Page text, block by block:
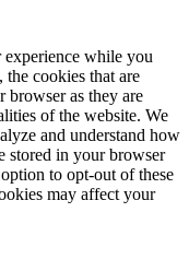
while you
cookies that are
browser as they are
of the website. We
and understand how
stored in your browser
to opt-out of these
may affect your